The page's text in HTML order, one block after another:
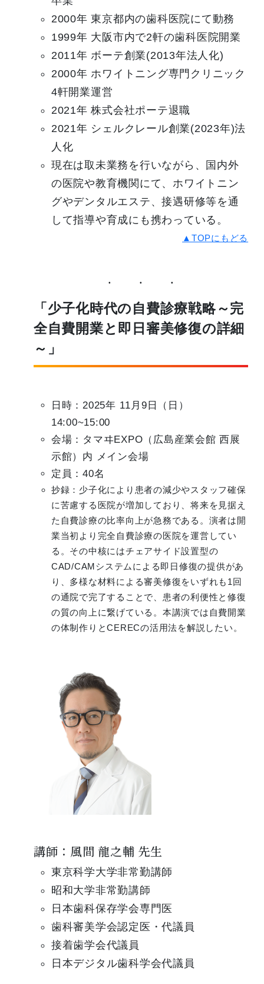
2000年 東京都内の歯科医院にて動務
1999年 大阪市内で2軒の歯科医院開業
2011年 ボーテ創業(2013年法人化)
2000年 ホワイトニング専門クリニック
4軒開業運営
2021年 株式会社ポーテ退職
2021年 シェルクレール創業(2023年)法
人化
現在は取未業務を行いながら、国内外
の医院や教育機関にて、ホワイトニン
グやデンタルエステ、接遇研修等を通
して指導や育成にも携わっている。
▲TOPにもどる
「少子化時代の自費診療戦略～完
全自費開業と即日審美修復の詳細
～」
日時：2025年 11月9日（日）
14:00~15:00
会場：タマヰEXPO（広島産業会館 西展
示館）内 メイン会場
定員：40名
抄録：少子化により患者の減少やスタッフ確保
に苦慮する医院が増加しており、将来を見据え
た自費診療の比率向上が急務である。演者は開
業当初より完全自費診療の医院を運営してい
る。その中核にはチェアサイド設置型の
CAD/CAMシステムによる即日修復の提供があ
り、多様な材料による審美修復をいずれも1回
の通院で完了することで、患者の利便性と修復
の質の向上に繋げている。本講演では自費開業
の体制作りとCERECの活用法を解説したい。
講師：風間 龍之輔 先生
東京科学大学非常勤講師
昭和大学非常勤講師
日本歯科保存学会専門医
歯科審美学会認定医・代議員
接着歯学会代議員
日本デジタル歯科学会代議員